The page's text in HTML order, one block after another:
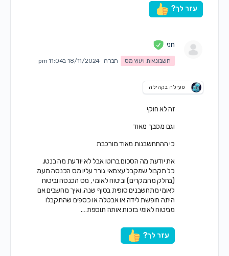
עזר לך?
חני
חשבונאות ויעוץ מס חברה 18/11/2024 ב11:04 pm
פעילה בקהילה
זה לא חוקי
וגם מסבך מאוד
כי ההתחשבנות מאוד מורכבת
את יודעת מה הסכום ברוטו אבל לא יודעת מה בנטו,
כל תקבול שמקבל עצמאי גורר עליו מס הכנסה מעמ
(בחלק מהמקרים) וביטוח לאומי , מס הכנסה וביטוח
לאומי מתחשבנים סופית בסוף שנה, ואיך מחשבים אם
היתה חופשת לידה או אבטלה או כספים שהתקבלו
מביטוח לאומי בזכות אותה תוספת….
עזר לך?